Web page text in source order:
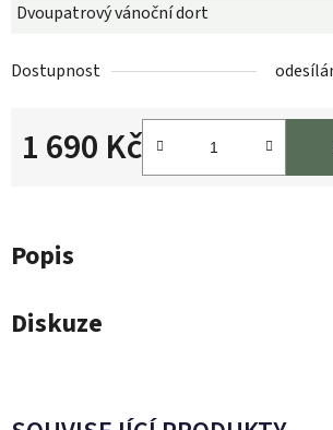
Dvoupatrový vánoční dort
Dostupnost
1 690 Kč
Popis
Diskuze